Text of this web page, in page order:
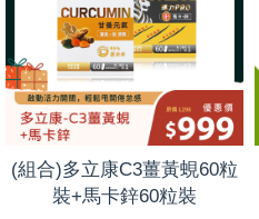
(組合)多立康C3薑黃蜆60粒
裝+馬卡鋅60粒裝